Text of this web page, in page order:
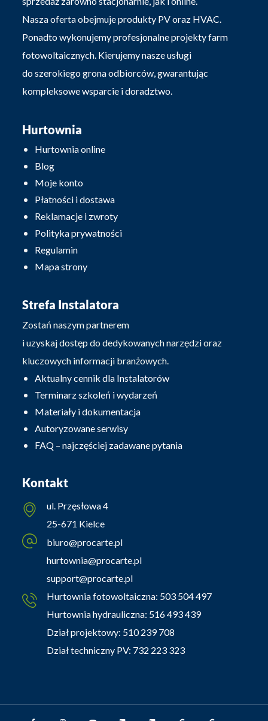
Nasza oferta obejmuje produkty PV oraz HVAC.
Ponadto wykonujemy profesjonalne projekty farm
fotowoltaicznych. Kierujemy nasze usługi
do szerokiego grona odbiorców, gwarantując
kompleksowe wsparcie i doradztwo.
Hurtownia
Hurtownia online
Blog
Moje konto
Płatności i dostawa
Reklamacje i zwroty
Polityka prywatności
Regulamin
Mapa strony
Strefa Instalatora
Zostań naszym partnerem
i uzyskaj dostęp do dedykowanych narzędzi oraz
kluczowych informacji branżowych.
Aktualny cennik dla Instalatorów
Terminarz szkoleń i wydarzeń
Materiały i dokumentacja
Autoryzowane serwisy
FAQ – najczęściej zadawane pytania
Kontakt
ul. Przęsłowa 4
25-671 Kielce
biuro@procarte.pl
hurtownia@procarte.pl
support@procarte.pl
Hurtownia fotowoltaiczna: 503 504 497
Hurtownia hydrauliczna: 516 493 439
Dział projektowy: 510 239 708
Dział techniczny PV: 732 223 323